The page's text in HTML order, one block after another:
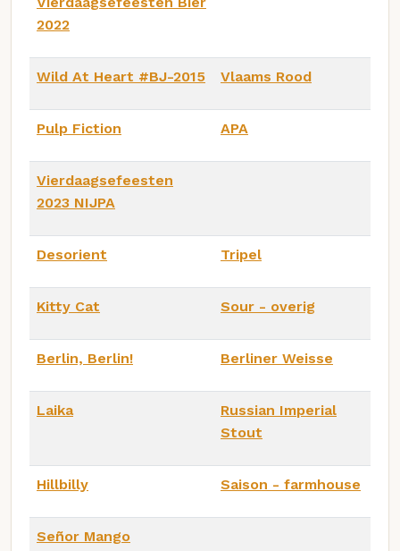
2022
Wild At Heart #BJ-2015 Vlaams Rood
Pulp Fiction APA
Vierdaagsefeesten
2023 NIJPA
Desorient Tripel
Kitty Cat Sour - overig
Berlin, Berlin! Berliner Weisse
Laika
Russian Imperial
Stout
Hillbilly Saison - farmhouse
Señor Mango